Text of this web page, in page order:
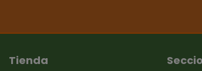
Tienda